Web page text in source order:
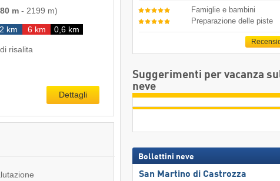
m - 2199 m)
2 km 6 km 0,6 km
risalita
Dettagli
Famiglie e bambini
Preparazione delle piste
Suggerimenti per vacanza
neve
Bollettini neve
San Martino di Castrozza